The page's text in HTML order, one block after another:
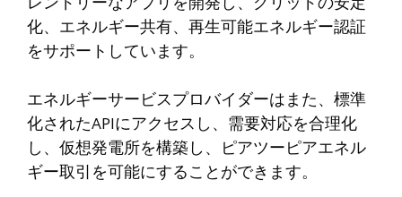
化、エネルギー共有、再生可能エネルギー認証
をサポートしています。
エネルギーサービスプロバイダーはまた、標準
化されたAPIにアクセスし、需要対応を合理化
し、仮想発電所を構築し、ピアツーピアエネル
ギー取引を可能にすることができます。